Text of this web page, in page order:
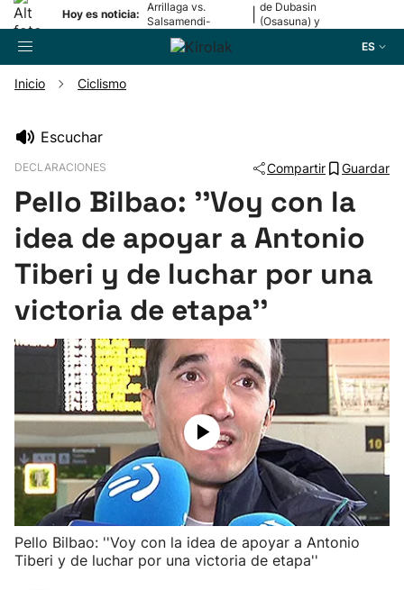
Hoy es noticia:
Arrillaga vs.
Salsamendi-
Bergara y Erasun
vs. Gaminde
de Dubasin
(Osasuna) y
ES
Pelota
Remo
Ciclismo
Herri-kirolak
Balonmano
Kirolak 360
Inicio Ciclismo
Escuchar
DECLARACIONES Compartir Guardar
Pello Bilbao: ''Voy con la
idea de apoyar a Antonio
Tiberi y de luchar por una
victoria de etapa''
Pello Bilbao: ''Voy con la idea de apoyar a Antonio
Tiberi y de luchar por una victoria de etapa''